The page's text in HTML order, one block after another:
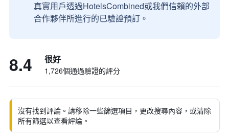
真實用戶透過HotelsCombined或我們信賴的外部
合作夥伴所進行的已驗證預訂。
8.4 很好
1,726個通過驗證的評分
沒有找到評論。請移除一些篩選項目，更改搜尋內容，或清除
所有篩選以查看評論。